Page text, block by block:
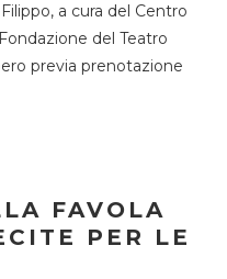
a cura del Centro
del Teatro
previa prenotazione
FAVOLA
PER LE